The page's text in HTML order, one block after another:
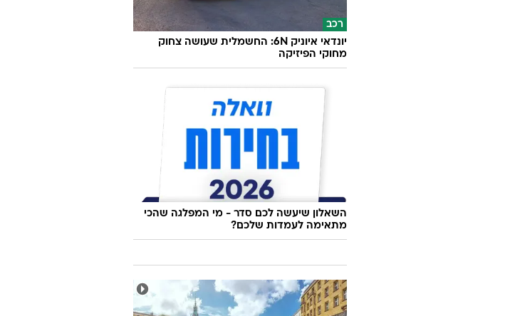
רכב
יונדאי איוניק 6N: החשמלית שעושה צחוק
מחוקי הפיזיקה
השאלון שיעשה לכם סדר - מי המפלגה שהכי
מתאימה לעמדות שלכם?